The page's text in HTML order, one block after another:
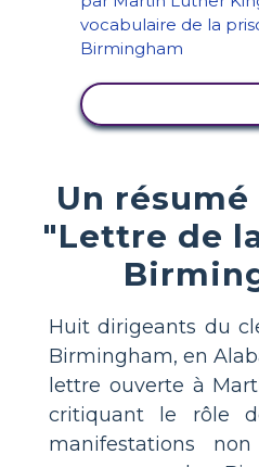
Un
"Lettre de
Huit dirigeants du
Birmingham, en
lettre ouverte à
critiquant le rôle
manifestations